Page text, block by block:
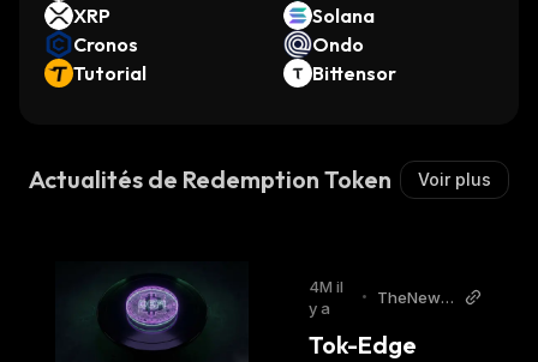
XRP
Solana
Cronos
Ondo
Tutorial
Bittensor
Actualités de Redemption Token Voir plus
4M il
y a
•
TheNews
Tok-Edge